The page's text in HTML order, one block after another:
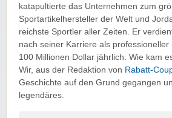
katapultierte das Unternehmen zum
Sportartikelhersteller der Welt und
reichste Sportler aller Zeiten. Er
nach seiner Karriere als professioneller
100 Millionen Dollar jährlich. Wie kam
Wir, aus der Redaktion von Rabatt-
Geschichte auf den Grund gegangen
legendäres.